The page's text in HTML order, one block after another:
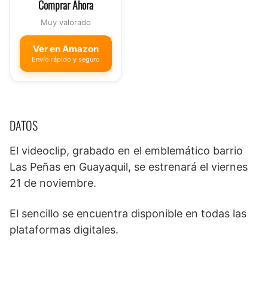
Comprar Ahora
Muy valorado
Ver en Amazon
Envío rápido y seguro
DATOS
El videoclip, grabado en el emblemático barrio
Las Peñas en Guayaquil, se estrenará el viernes
21 de noviembre.
El sencillo se encuentra disponible en todas las
plataformas digitales.